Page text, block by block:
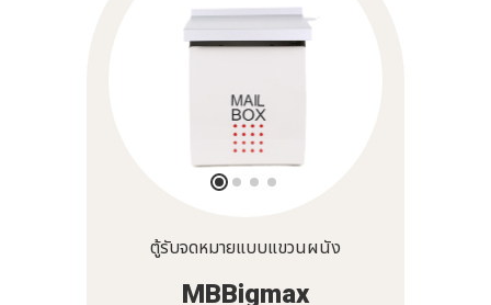
ตู้รับจดหมายแบบแขวนผนัง
MBBigmax